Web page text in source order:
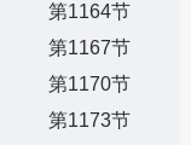
第1164节
第1167节
第1170节
第1173节